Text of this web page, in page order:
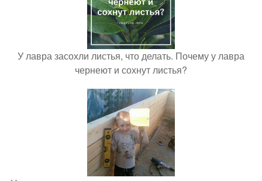
У лавра засохли листья, что делать. Почему у лавра
чернеют и сохнут листья?